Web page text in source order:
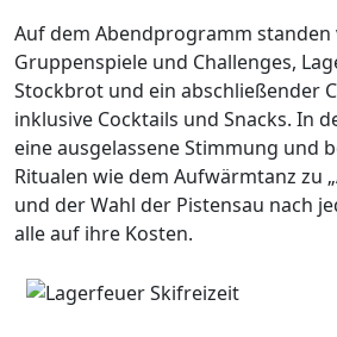
Auf dem Abendprogramm standen
Gruppenspiele und Challenges,
Stockbrot und ein abschließender
inklusive Cocktails und Snacks. In
eine ausgelassene Stimmung und
Ritualen wie dem Aufwärmtanz zu
und der Wahl der Pistensau nach
alle auf ihre Kosten.